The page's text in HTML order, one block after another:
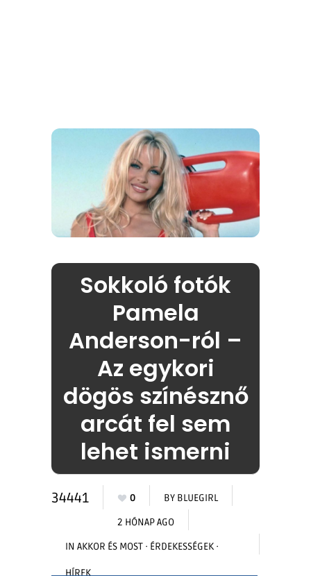
Sokkoló fotók
Pamela
Anderson-ról –
Az egykori
dögös színésznő
arcát fel sem
lehet ismerni
34441 0 BY BLUEGIRL
2 HÓNAP AGO
IN AKKOR ÉS MOST · ÉRDEKESSÉGEK ·
HÍREK